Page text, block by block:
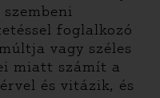
szembeni
foglalkozó
vagy széles
miatt számít a
és vitázik, és